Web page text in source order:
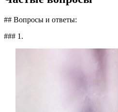
## Вопросы и ответы:
### 1.